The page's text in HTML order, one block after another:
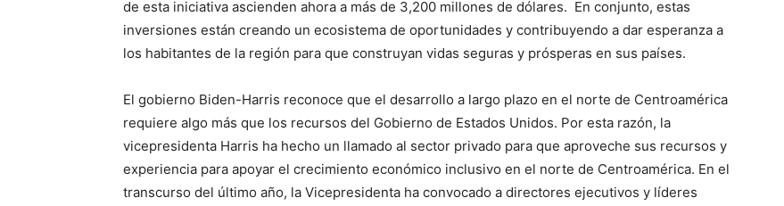
de esta iniciativa ascienden ahora a más de 3,200 millones de dólares. En conjunto, estas
inversiones están creando un ecosistema de oportunidades y contribuyendo a dar esperanza a
los habitantes de la región para que construyan vidas seguras y prósperas en sus países.
El gobierno Biden-Harris reconoce que el desarrollo a largo plazo en el norte de Centroamérica
requiere algo más que los recursos del Gobierno de Estados Unidos. Por esta razón, la
vicepresidenta Harris ha hecho un llamado al sector privado para que aproveche sus recursos y
experiencia para apoyar el crecimiento económico inclusivo en el norte de Centroamérica. En el
transcurso del último año, la Vicepresidenta ha convocado a directores ejecutivos y líderes